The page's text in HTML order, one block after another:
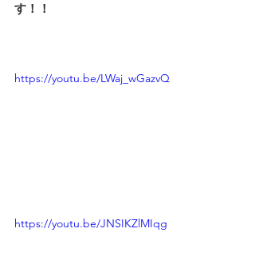
す！！
https://youtu.be/LWaj_wGazvQ
https://youtu.be/JNSIKZlMIqg